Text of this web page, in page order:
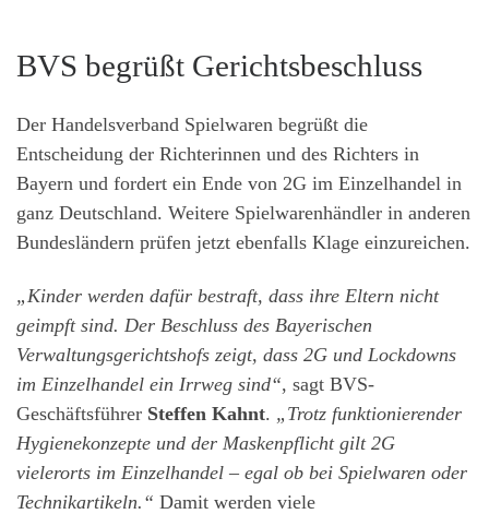
BVS begrüßt Gerichtsbeschluss
Der Handelsverband Spielwaren begrüßt die
Entscheidung der Richterinnen und des Richters in
Bayern und fordert ein Ende von 2G im Einzelhandel in
ganz Deutschland. Weitere Spielwarenhändler in anderen
Bundesländern prüfen jetzt ebenfalls Klage einzureichen.
„Kinder werden dafür bestraft, dass ihre Eltern nicht
geimpft sind. Der Beschluss des Bayerischen
Verwaltungsgerichtshofs zeigt, dass 2G und Lockdowns
im Einzelhandel ein Irrweg sind“, sagt BVS-
Geschäftsführer Steffen Kahnt. „Trotz funktionierender
Hygienekonzepte und der Maskenpflicht gilt 2G
vielerorts im Einzelhandel – egal ob bei Spielwaren oder
Technikartikeln.“ Damit werden viele